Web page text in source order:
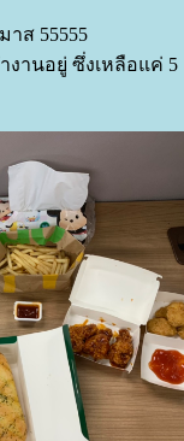
ส 55555
านอยู่ ซึ่งเหลือแค่